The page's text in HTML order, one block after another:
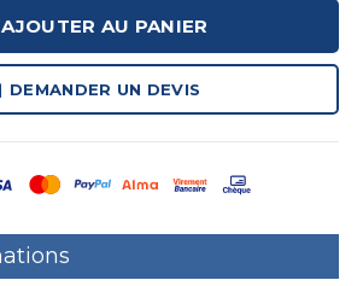
AJOUTER AU PANIER
DEMANDER UN DEVIS